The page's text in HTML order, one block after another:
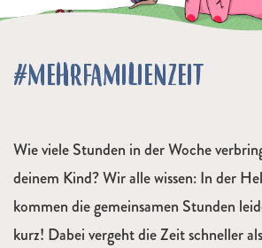
#MEHRFAMILIENZEIT
Wie viele Stunden in der Woche
deinem Kind? Wir alle wissen: In der
kommen die gemeinsamen Stunden
kurz! Dabei vergeht die Zeit schneller